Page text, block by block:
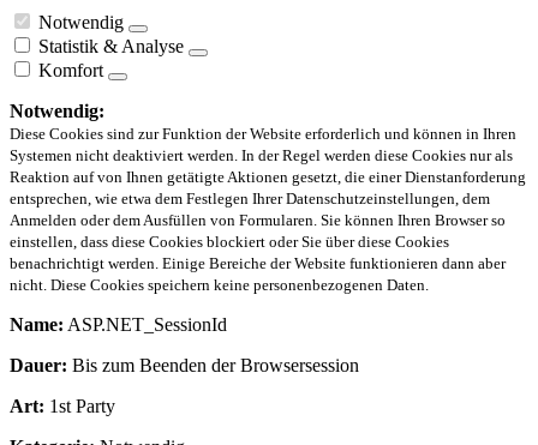
Notwendig
Statistik & Analyse
Komfort
Notwendig:
Diese Cookies sind zur Funktion der Website erforderlich und können in Ihren
Systemen nicht deaktiviert werden. In der Regel werden diese Cookies nur als
Reaktion auf von Ihnen getätigte Aktionen gesetzt, die einer Dienstanforderung
entsprechen, wie etwa dem Festlegen Ihrer Datenschutzeinstellungen, dem
Anmelden oder dem Ausfüllen von Formularen. Sie können Ihren Browser so
einstellen, dass diese Cookies blockiert oder Sie über diese Cookies
benachrichtigt werden. Einige Bereiche der Website funktionieren dann aber
nicht. Diese Cookies speichern keine personenbezogenen Daten.
Name: ASP.NET_SessionId
Dauer: Bis zum Beenden der Browsersession
Art: 1st Party